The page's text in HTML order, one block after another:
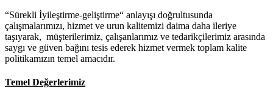
“Sürekli İyileştirme-geliştirme“ anlayışı doğrultusunda
çalışmalarımızı, hizmet ve urun kalitemizi daima daha ileriye
taşıyarak, müşterilerimiz, çalışanlarımız ve tedarikçilerimiz arasında
saygı ve güven bağını tesis ederek hizmet vermek toplam kalite
politikamızın temel amacıdır.
Temel Değerlerimiz